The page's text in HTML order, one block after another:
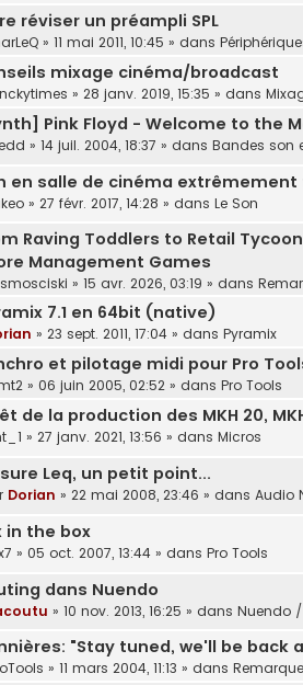
réviser un préampli SPL
» 11 mai 2011, 10:45 » dans
mixage cinéma/broadcast
» 28 janv. 2019, 15:35 » dans
Pink Floyd - Welcome to the
» 14 juil. 2004, 18:37 » dans Bandes son
en salle de cinéma extrêmement
» 27 févr. 2017, 14:28 » dans Le Son
Raving Toddlers to Retail
Management Games
» 15 avr. 2026, 03:19 » dans
7.1 en 64bit (native)
» 23 sept. 2011, 17:04 » dans Pyramix
et pilotage midi pour Pro
» 06 juin 2005, 02:52 » dans Pro Tools
de la production des MKH 20,
» 27 janv. 2021, 13:56 » dans Micros
Leq, un petit point...
Dorian » 22 mai 2008, 23:46 » dans Audio
in the box
» 05 oct. 2007, 13:44 » dans Pro Tools
dans Nuendo
» 10 nov. 2013, 16:25 » dans Nuendo
"Stay tuned, we'll be back
» 11 mars 2004, 11:13 » dans